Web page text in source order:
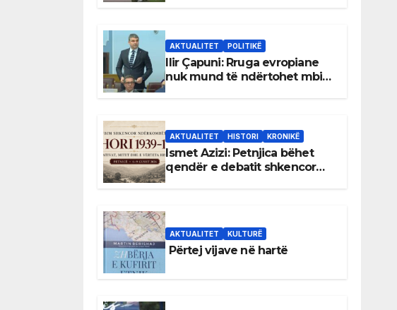
AKTUALITET POLITIKË
Ilir Çapuni: Rruga evropiane
nuk mund të ndërtohet mbi
AKTUALITET HISTORI KRONIKË
Ismet Azizi: Petnjica bëhet
qendër e debatit shkencor
AKTUALITET KULTURË
Përtej vijave në hartë